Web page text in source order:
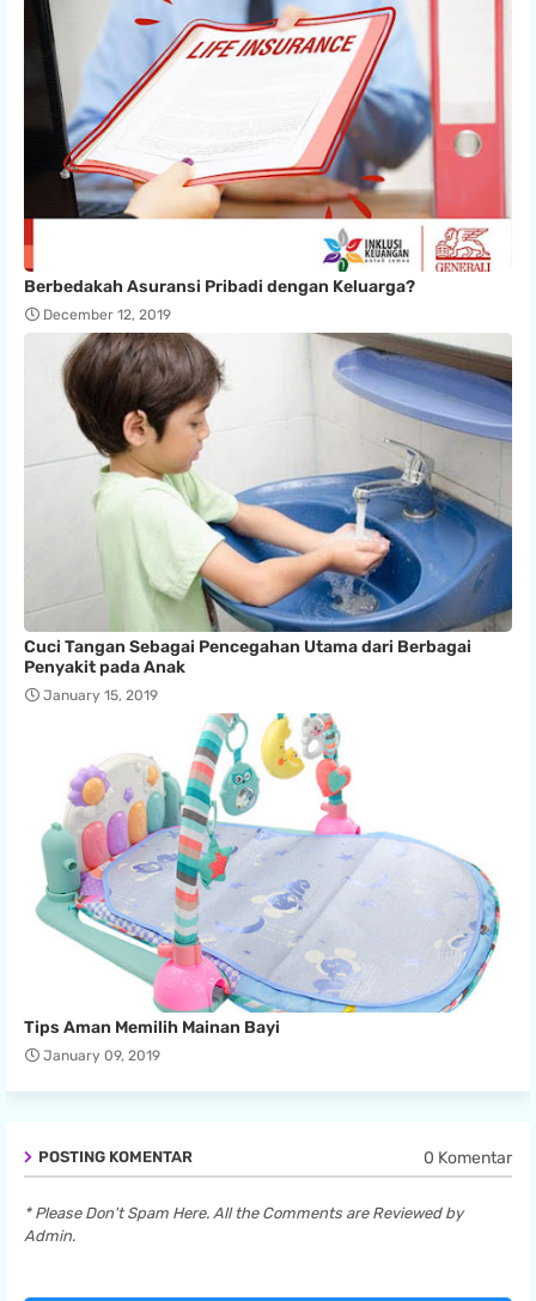
Berbedakah Asuransi Pribadi dengan Keluarga?
December 12, 2019
Cuci Tangan Sebagai Pencegahan Utama dari Berbagai
Penyakit pada Anak
January 15, 2019
Tips Aman Memilih Mainan Bayi
January 09, 2019
POSTING KOMENTAR 0 Komentar
* Please Don't Spam Here. All the Comments are Reviewed by
Admin.